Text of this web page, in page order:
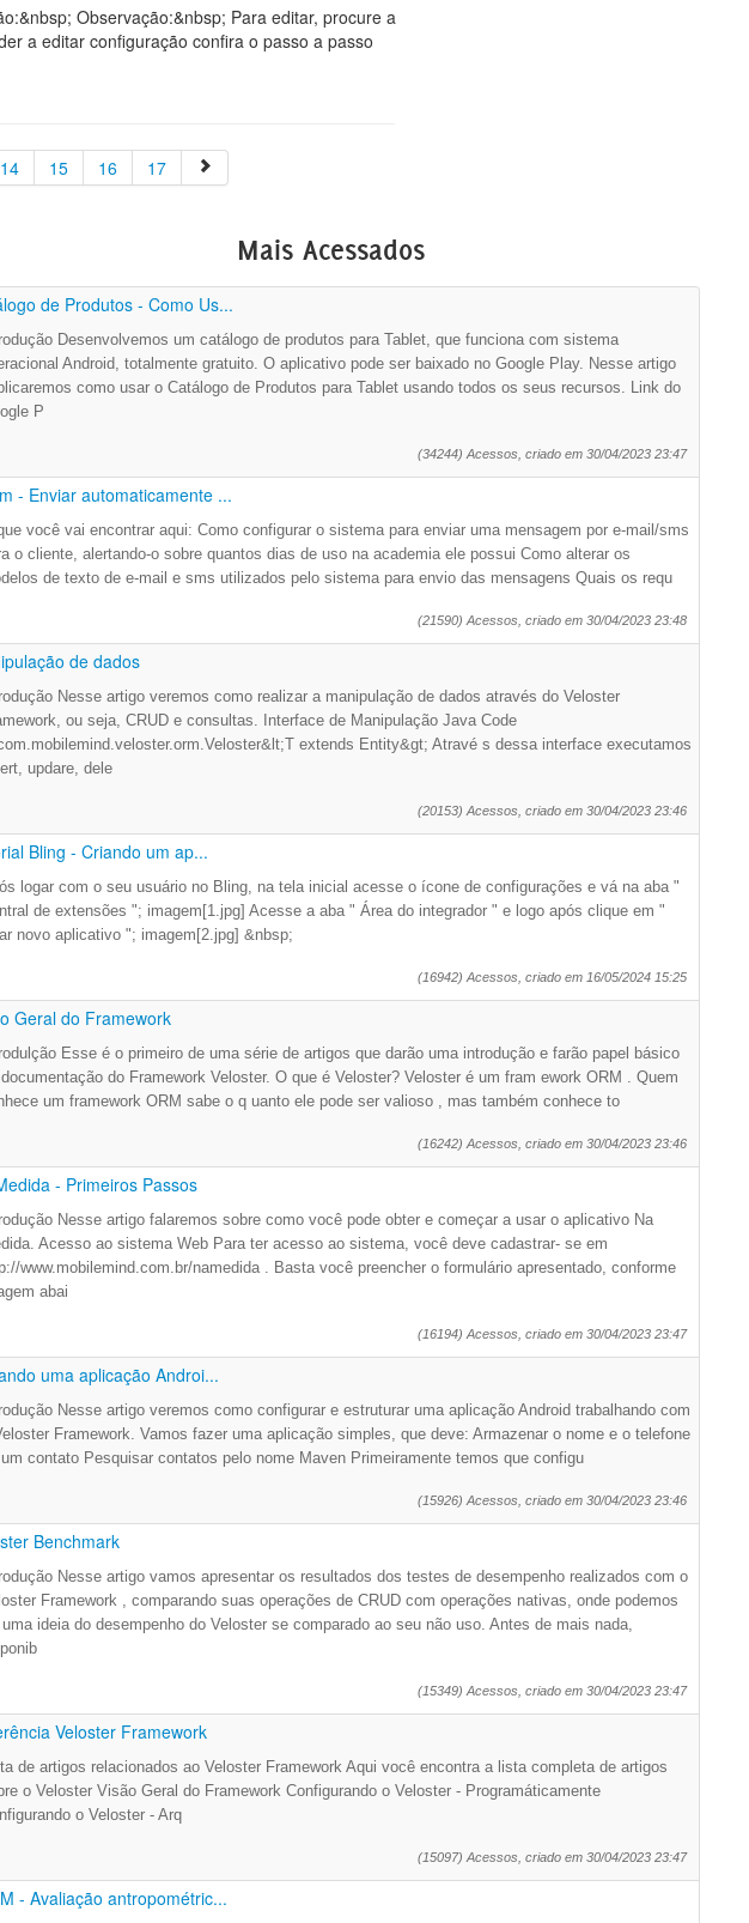
Observação:&nbsp; Para editar, procure a
a editar configuração confira o passo a passo
14 15 16 17
Mais Acessados
de Produtos - Como Us...
Desenvolvemos um catálogo de produtos para Tablet, que funciona com sistema
Android, totalmente gratuito. O aplicativo pode ser baixado no Google Play. Nesse artigo
como usar o Catálogo de Produtos para Tablet usando todos os seus recursos. Link do
P
(34244) Acessos, criado em 30/04/2023 23:47
- Enviar automaticamente ...
você vai encontrar aqui: Como configurar o sistema para enviar uma mensagem por e-mail/sms
o cliente, alertando-o sobre quantos dias de uso na academia ele possui Como alterar os
de texto de e-mail e sms utilizados pelo sistema para envio das mensagens Quais os requ
(21590) Acessos, criado em 30/04/2023 23:48
de dados
Nesse artigo veremos como realizar a manipulação de dados através do Veloster
ou seja, CRUD e consultas. Interface de Manipulação Java Code
extends Entity&gt; Atravé s dessa interface executamos
updare, dele
(20153) Acessos, criado em 30/04/2023 23:46
Bling - Criando um ap...
logar com o seu usuário no Bling, na tela inicial acesse o ícone de configurações e vá na aba "
de extensões "; imagem[1.jpg] Acesse a aba " Área do integrador " e logo após clique em "
novo aplicativo "; imagem[2.jpg] &nbsp;
(16942) Acessos, criado em 16/05/2024 15:25
Geral do Framework
Esse é o primeiro de uma série de artigos que darão uma introdução e farão papel básico
do Framework Veloster. O que é Veloster? Veloster é um fram ework ORM . Quem
um framework ORM sabe o q uanto ele pode ser valioso , mas também conhece to
(16242) Acessos, criado em 30/04/2023 23:46
- Primeiros Passos
Nesse artigo falaremos sobre como você pode obter e começar a usar o aplicativo Na
Acesso ao sistema Web Para ter acesso ao sistema, você deve cadastrar- se em
www.mobilemind.com.br/namedida . Basta você preencher o formulário apresentado, conforme
abai
(16194) Acessos, criado em 30/04/2023 23:47
uma aplicação Androi...
Nesse artigo veremos como configurar e estruturar uma aplicação Android trabalhando com
Framework. Vamos fazer uma aplicação simples, que deve: Armazenar o nome e o telefone
contato Pesquisar contatos pelo nome Maven Primeiramente temos que configu
(15926) Acessos, criado em 30/04/2023 23:46
Benchmark
Nesse artigo vamos apresentar os resultados dos testes de desempenho realizados com o
Framework , comparando suas operações de CRUD com operações nativas, onde podemos
ideia do desempenho do Veloster se comparado ao seu não uso. Antes de mais nada,
(15349) Acessos, criado em 30/04/2023 23:47
Veloster Framework
de artigos relacionados ao Veloster Framework Aqui você encontra a lista completa de artigos
o Veloster Visão Geral do Framework Configurando o Veloster - Programáticamente
o Veloster - Arq
(15097) Acessos, criado em 30/04/2023 23:47
- Avaliação antropométric...